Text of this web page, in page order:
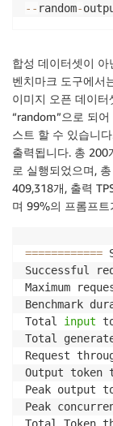
- - random-
합성 데이터셋이
벤치마크 도구에서
이미지 오픈 데이
“random”으로 되
스트 할 수 있습니
출력됩니다. 총 200
로 실행되었으며,
409,318개, 출력
며 99%의 프롬프
============
Successful
Maximum
Benchmark
Total input
Total
Request
Output token
Peak output
Peak
Total Token